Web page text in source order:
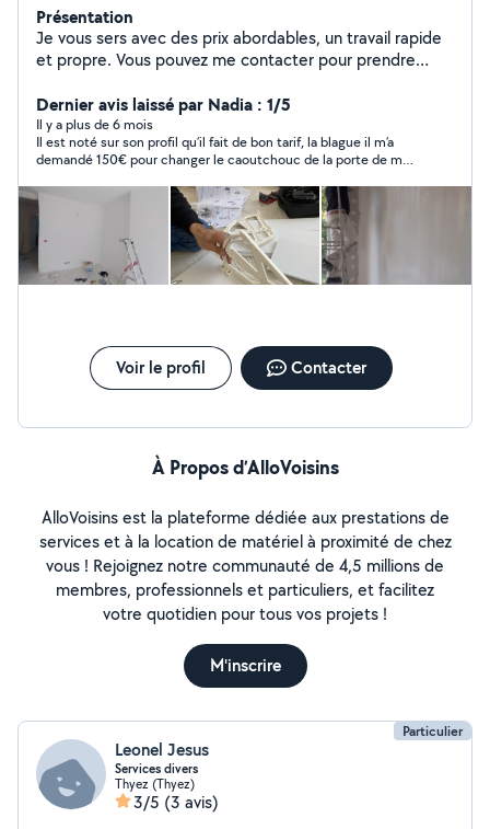
Présentation
Je vous sers avec des prix abordables, un travail rapide
et propre. Vous pouvez me contacter pour prendre
Dernier avis laissé par Nadia : 1/5
Il y a plus de 6 mois
Il est noté sur son profil qu’il fait de bon tarif, la blague il m’a
demandé 150€ pour changer le caoutchouc de la porte de ma
proposé 60-70€. Quand je lui dit il me dit chacun son budget
heu rien a voir avec le budget a ce prix c’est du vol de l’arnaque.
Bref à fuir !
Voir le profil Contacter
À Propos d’AlloVoisins
AlloVoisins est la plateforme dédiée aux prestations de
services et à la location de matériel à proximité de chez
vous ! Rejoignez notre communauté de 4,5 millions de
membres, professionnels et particuliers, et facilitez
votre quotidien pour tous vos projets !
M'inscrire
Particulier
Leonel Jesus
Services divers
Thyez (Thyez)
3/5 (3 avis)